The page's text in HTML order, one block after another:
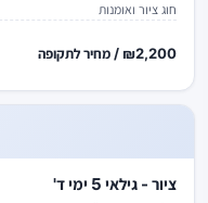
חוג ציור ואומנות
₪2,200 / מחיר לתקופה
ציור - גילאי 5 ימי ד'